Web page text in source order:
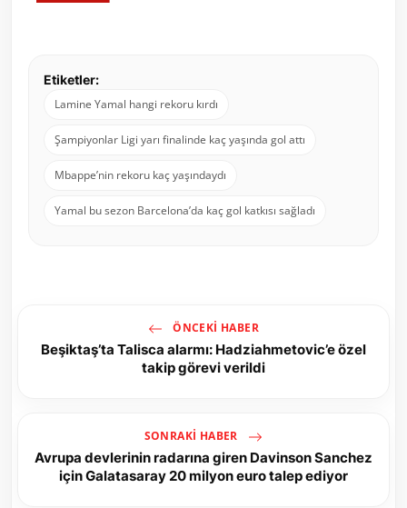
Etiketler:
Lamine Yamal hangi rekoru kırdı
Şampiyonlar Ligi yarı finalinde kaç yaşında gol attı
Mbappe’nin rekoru kaç yaşındaydı
Yamal bu sezon Barcelona’da kaç gol katkısı sağladı
ÖNCEKI HABER
Beşiktaş’ta Talisca alarmı: Hadziahmetovic’e özel
takip görevi verildi
SONRAKI HABER
Avrupa devlerinin radarına giren Davinson Sanchez
için Galatasaray 20 milyon euro talep ediyor